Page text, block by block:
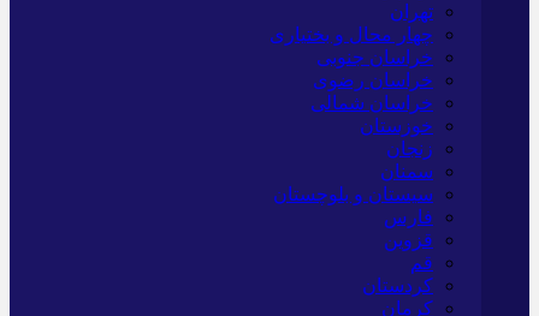
تهران
چهار محال و بختیاری
خراسان جنوبی
خراسان رضوی
خراسان شمالی
خوزستان
زنجان
سمنان
سیستان و بلوچستان
فارس
قزوین
قم
کردستان
کرمان